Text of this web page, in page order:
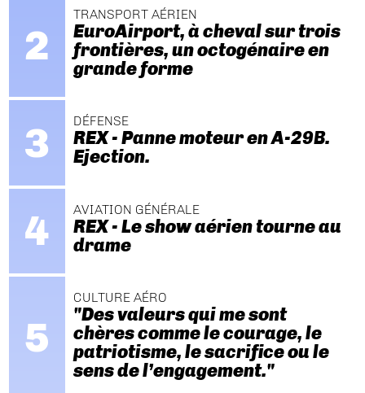
TRANSPORT AÉRIEN
EuroAirport, à cheval sur trois
frontières, un octogénaire en
grande forme
DÉFENSE
REX - Panne moteur en A-29B.
Ejection.
AVIATION GÉNÉRALE
REX - Le show aérien tourne au
drame
CULTURE AÉRO
"Des valeurs qui me sont
chères comme le courage, le
patriotisme, le sacrifice ou le
sens de l’engagement."